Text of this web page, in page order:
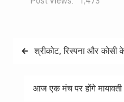
Postश्रीकोट, रिस्पना और
आज एक मंच पर होंगे